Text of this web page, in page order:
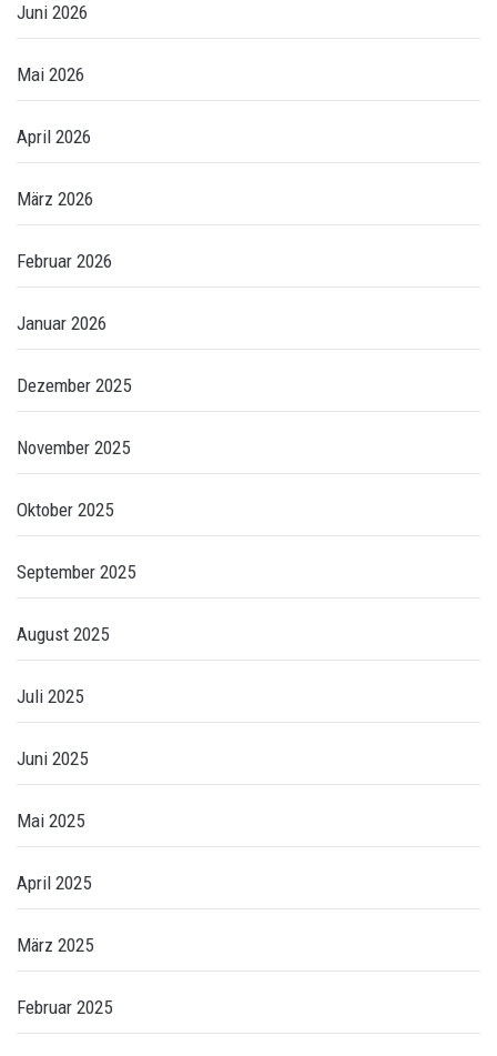
Juni 2026
Mai 2026
April 2026
März 2026
Februar 2026
Januar 2026
Dezember 2025
November 2025
Oktober 2025
September 2025
August 2025
Juli 2025
Juni 2025
Mai 2025
April 2025
März 2025
Februar 2025